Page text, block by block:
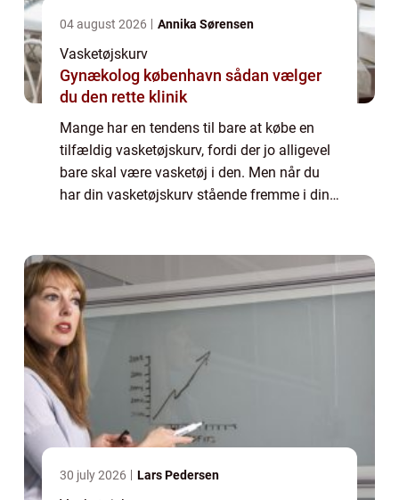
04 august 2026 Annika Sørensen
Vasketøjskurv
Gynækolog københavn sådan vælger
du den rette klinik
Mange har en tendens til bare at købe en
tilfældig vasketøjskurv, fordi der jo alligevel
bare skal være vasketøj i den. Men når du
har din vasketøjskurv stående fremme i din
30 july 2026 Lars Pedersen